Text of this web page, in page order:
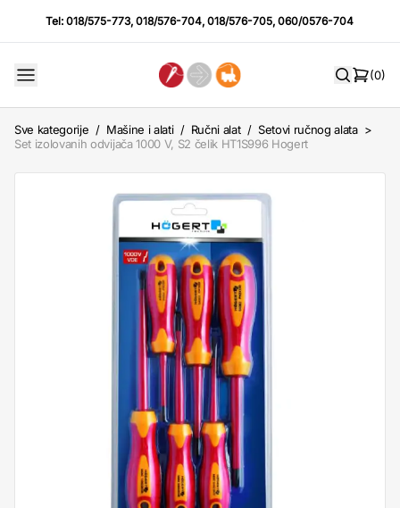
Tel:018/575-773,018/576-704,018/576-705,060/0576-704
(0)
Sve kategorije / Mašine i alati / Ručni alat / Setovi ručnog alata >
Set izolovanih odvijača 1000 V, S2 čelik HT1S996 Hogert